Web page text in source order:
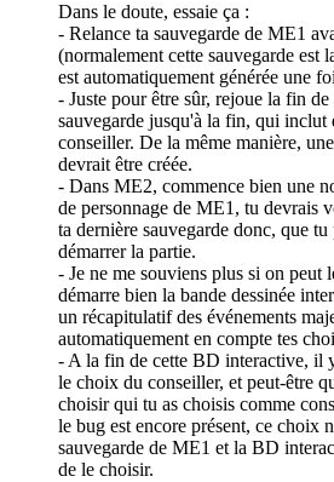
Dans le doute, essaie ça :
- Relance ta sauvegarde de ME1
(normalement cette sauvegarde est
est automatiquement générée une
- Juste pour être sûr, rejoue la fin
sauvegarde jusqu'à la fin, qui inclut
conseiller. De la même manière,
devrait être créée.
- Dans ME2, commence bien une
de personnage de ME1, tu devrais
ta dernière sauvegarde donc, que
démarrer la partie.
- Je ne me souviens plus si on peut
démarre bien la bande dessinée
un récapitulatif des événements
automatiquement en compte tes
- A la fin de cette BD interactive, il
le choix du conseiller, et peut-être
choisir qui tu as choisis comme
le bug est encore présent, ce choix
sauvegarde de ME1 et la BD
de le choisir.